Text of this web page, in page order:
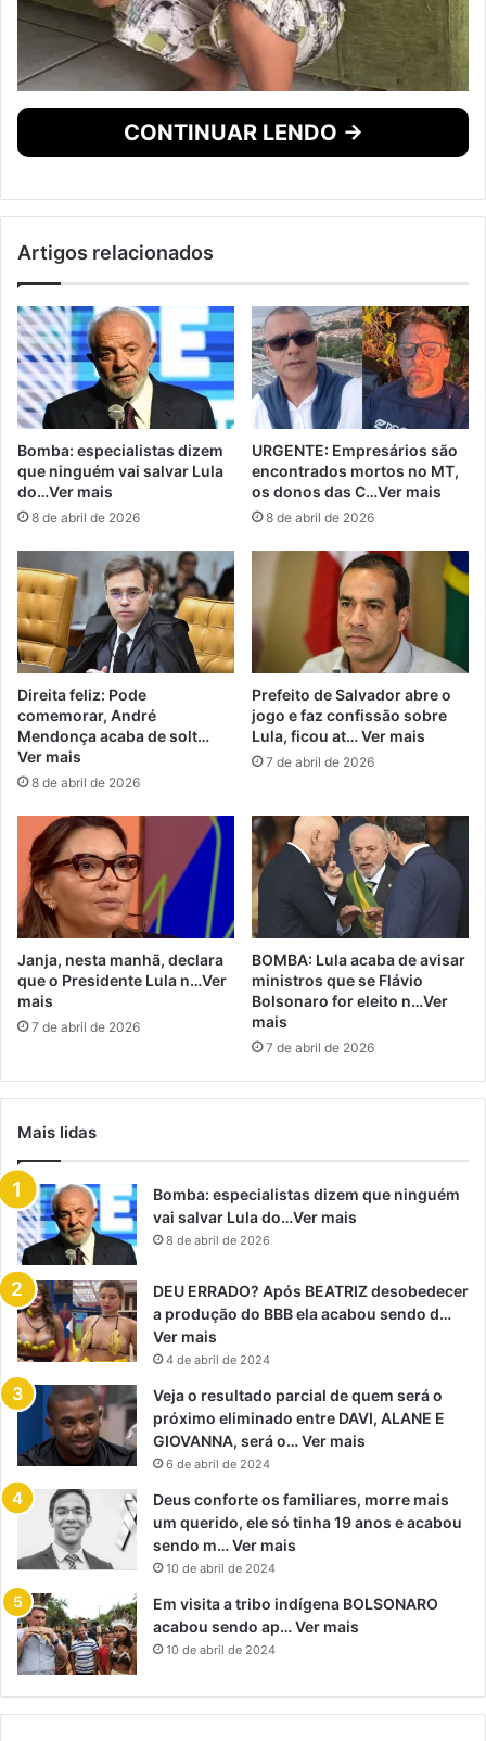
CONTINUAR LENDO →
Artigos relacionados
Bomba: especialistas dizem
que ninguém vai salvar Lula
do…Ver mais
8 de abril de 2026
URGENTE: Empresários são
encontrados mortos no MT,
os donos das C…Ver mais
8 de abril de 2026
Direita feliz: Pode
comemorar, André
Mendonça acaba de solt…
Ver mais
8 de abril de 2026
Prefeito de Salvador abre o
jogo e faz confissão sobre
Lula, ficou at… Ver mais
7 de abril de 2026
Janja, nesta manhã, declara
que o Presidente Lula n…Ver
mais
7 de abril de 2026
BOMBA: Lula acaba de avisar
ministros que se Flávio
Bolsonaro for eleito n…Ver
mais
7 de abril de 2026
Mais lidas
Bomba: especialistas dizem que ninguém
vai salvar Lula do…Ver mais
8 de abril de 2026
DEU ERRADO? Após BEATRIZ desobedecer
a produção do BBB ela acabou sendo d…
Ver mais
4 de abril de 2024
Veja o resultado parcial de quem será o
próximo eliminado entre DAVI, ALANE E
GIOVANNA, será o… Ver mais
6 de abril de 2024
Deus conforte os familiares, morre mais
um querido, ele só tinha 19 anos e acabou
sendo m… Ver mais
10 de abril de 2024
Em visita a tribo indígena BOLSONARO
acabou sendo ap… Ver mais
10 de abril de 2024